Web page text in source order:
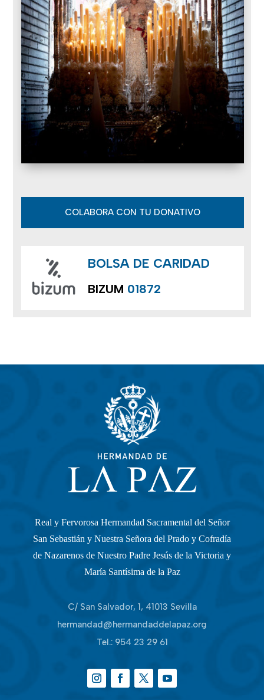
COLABORA CON TU DONATIVO
BOLSA DE CARIDAD
BIZUM 01872
Real y Fervorosa Hermandad Sacramental del Señor
San Sebastián y Nuestra Señora del Prado y Cofradía
de Nazarenos de Nuestro Padre Jesús de la Victoria y
María Santísima de la Paz
C/ San Salvador, 1, 41013 Sevilla
hermandad@hermandaddelapaz.org
Tel.: 954 23 29 61